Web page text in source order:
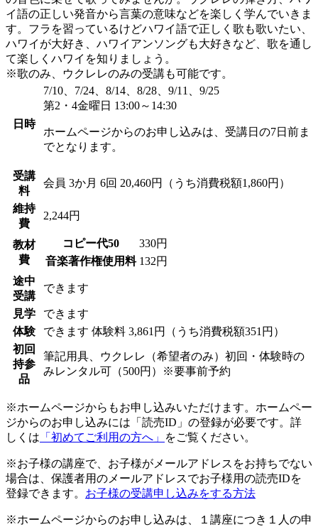
イ語の正しい発音から言葉の意味などを楽しく学んでいきま
す。フラを習っているけどハワイ語で正しく歌も歌いたい、
ハワイが大好き、ハワイアンソングも大好きなど、歌を通し
て楽しくハワイを知りましょう。
※歌のみ、ウクレレのみの受講も可能です。
日時
7/10、7/24、8/14、8/28、9/11、9/25
第2・4金曜日 13:00～14:30
ホームページからのお申し込みは、受講日の7日前ま
でとなります。
受講
料
会員 3か月 6回 20,460円（うち消費税額1,860円）
維持
費
2,244円
教材
費
コピー代50
330円
音楽著作権使用料 132円
途中
受講
できます
見学
できます
体験
できます 体験料 3,861円（うち消費税額351円）
初回
持参
品
筆記用具、ウクレレ（希望者のみ）初回・体験時の
みレンタル可（500円）※要事前予約
※ホームページからもお申し込みいただけます。ホームペー
ジからのお申し込みには「読売ID」の登録が必要です。詳
しくは 「初めてご利用の方へ」 をご覧ください。
※お子様の講座で、お子様がメールアドレスをお持ちでない
場合は、保護者用のメールアドレスでお子様用の読売IDを
登録できます。 お子様の受講申し込みをする方法
※ホームページからのお申し込みは、１講座につき１人の申